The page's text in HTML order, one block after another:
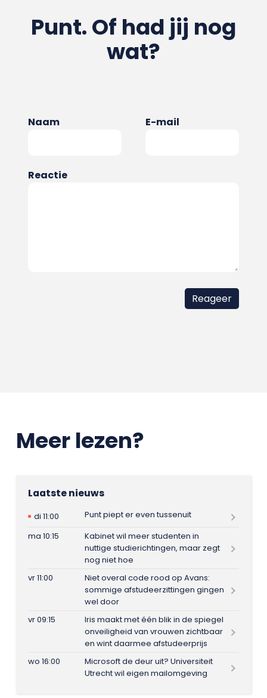
Punt. Of had jij nog
wat?
Naam E-mail
Reactie
Meer lezen?
Laatste nieuws
di 11:00
Punt piept er even tussenuit
ma 10:15
Kabinet wil meer studenten in
nuttige studierichtingen, maar zegt
nog niet hoe
vr 11:00
Niet overal code rood op Avans:
sommige afstudeerzittingen gingen
wel door
vr 09:15
Iris maakt met één blik in de spiegel
onveiligheid van vrouwen zichtbaar
en wint daarmee afstudeerprijs
wo 16:00
Microsoft de deur uit? Universiteit
Utrecht wil eigen mailomgeving